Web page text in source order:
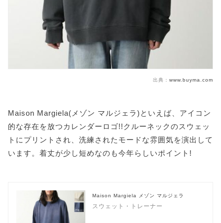
出典： www.buyma.com
Maison Margiela(メゾン マルジェラ)といえば、アイコン
的な存在を放つカレンダーロゴ!!クルーネックのスウェッ
トにプリントされ、洗練されたモードな雰囲気を演出して
います。着丈が少し短めなのも今年らしいポイント!
Maison Margiela メゾン マルジェラ
スウェット・トレーナー